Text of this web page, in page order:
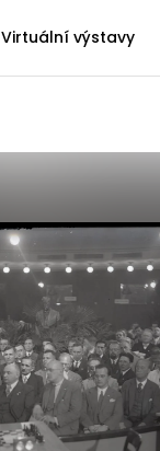
Virtuální výstavy